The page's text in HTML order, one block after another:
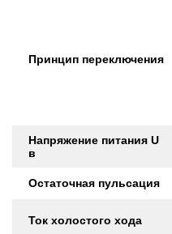
Принцип переключения
Напряжение питания U
в
Остаточная пульсация
Ток холостого хода